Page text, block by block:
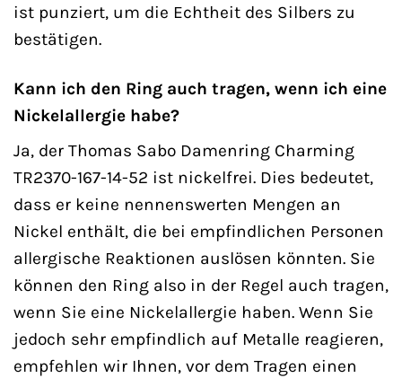
ist punziert, um die Echtheit des Silbers zu
bestätigen.
Kann ich den Ring auch tragen, wenn ich eine
Nickelallergie habe?
Ja, der Thomas Sabo Damenring Charming
TR2370-167-14-52 ist nickelfrei. Dies bedeutet,
dass er keine nennenswerten Mengen an
Nickel enthält, die bei empfindlichen Personen
allergische Reaktionen auslösen könnten. Sie
können den Ring also in der Regel auch tragen,
wenn Sie eine Nickelallergie haben. Wenn Sie
jedoch sehr empfindlich auf Metalle reagieren,
empfehlen wir Ihnen, vor dem Tragen einen